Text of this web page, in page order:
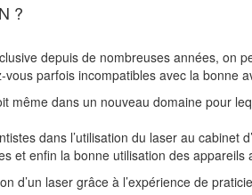
?
depuis de nombreuses années,
parfois incompatibles avec la bonne
même dans un nouveau domaine pour
dans l’utilisation du laser au cabinet
et enfin la bonne utilisation des appareils
d’un laser grâce à l’expérience de